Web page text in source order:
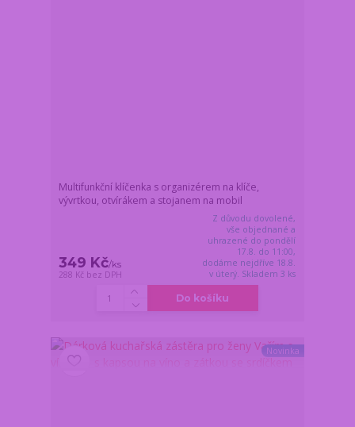
Multifunkční klíčenka s organizérem na klíče,
vývrtkou, otvírákem a stojanem na mobil
349 Kč/ks
288 Kč bez DPH
Z důvodu dovolené,
vše objednané a
uhrazené do pondělí
17.8. do 11:00,
dodáme nejdříve 18.8.
v úterý. Skladem 3 ks
Do košíku
Novinka